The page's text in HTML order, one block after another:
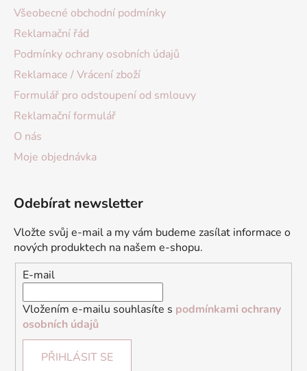
Všeobecné obchodní podmínky
Reklamační řád
Podmínky ochrany osobních údajů
Reklamace / Vrácení zboží
Formulář pro odstoupení od smlouvy
Reklamační formulář
O nás
Moje objednávka
Odebírat newsletter
Vložte svůj e-mail a my vám budeme zasílat informace o
nových produktech na našem e-shopu.
E-mail
Vložením e-mailu souhlasíte s podmínkami ochrany
osobních údajů
PŘIHLÁSIT SE